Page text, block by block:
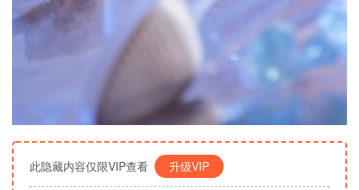
此隐藏内容仅限VIP查看 升级VIP